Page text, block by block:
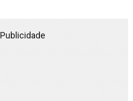
Publicidade